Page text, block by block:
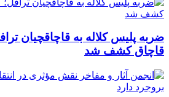
قاچاق کشف شد